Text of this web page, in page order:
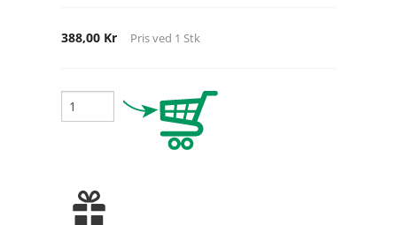
388,00 Kr Pris ved 1 Stk